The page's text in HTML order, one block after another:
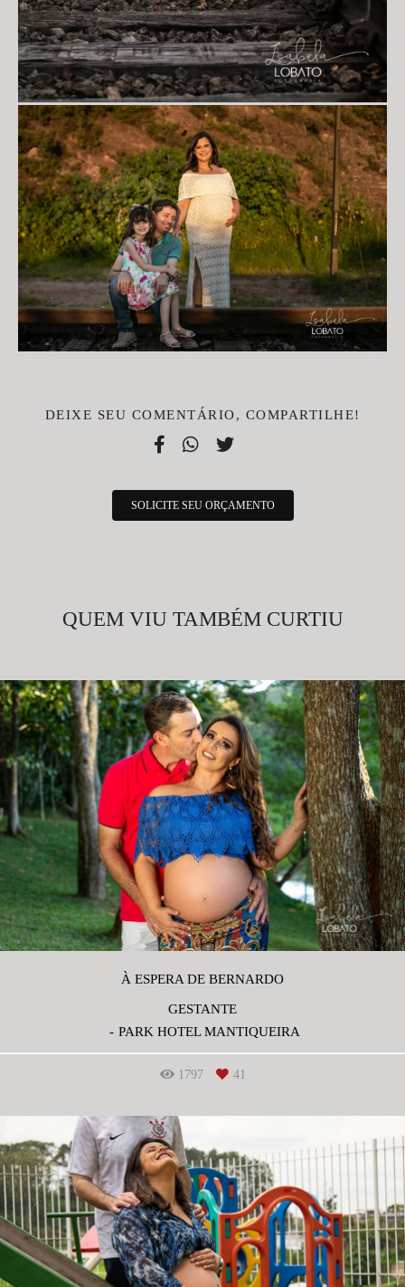
DEIXE SEU COMENTÁRIO, COMPARTILHE!
SOLICITE SEU ORÇAMENTO
QUEM VIU TAMBÉM CURTIU
À ESPERA DE BERNARDO
GESTANTE
PARK HOTEL MANTIQUEIRA
1797 41